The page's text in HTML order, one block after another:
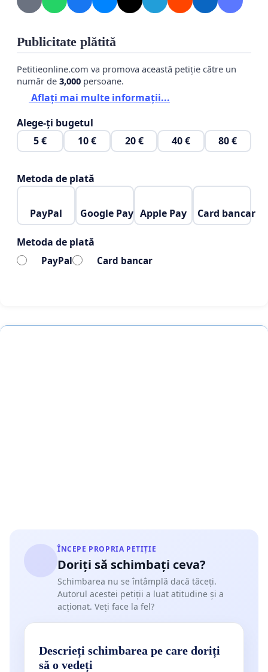
Publicitate plătită
Petitieonline.com va promova această petiție către un
număr de 3,000 persoane.
Aflați mai multe informații...
Alege-ți bugetul
5 €
10 € 20 € 40 € 80 €
Metoda de plată
PayPal Google Pay Apple Pay Card bancar
Metoda de plată
PayPal Card bancar
ÎNCEPE PROPRIA PETIȚIE
Doriți să schimbați ceva?
Schimbarea nu se întâmplă dacă tăceți.
Autorul acestei petiții a luat atitudine și a
acționat. Veți face la fel?
Descrieți schimbarea pe care doriți
să o vedeți